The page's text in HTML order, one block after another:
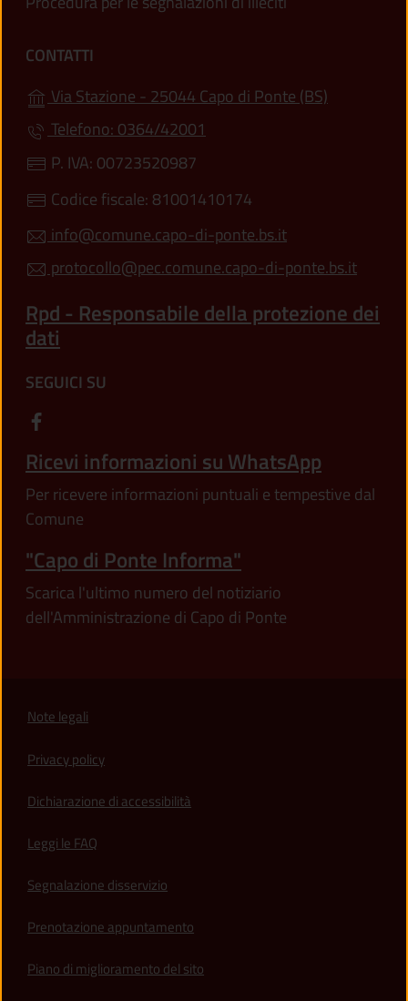
CONTATTI
Via Stazione - 25044 Capo di Ponte (BS)
Telefono: 0364/42001
P. IVA: 00723520987
Codice fiscale: 81001410174
info@comune.capo-di-ponte.bs.it
protocollo@pec.comune.capo-di-ponte.bs.it
Rpd - Responsabile della protezione dei
dati
SEGUICI SU
Ricevi informazioni su WhatsApp
Per ricevere informazioni puntuali e tempestive dal
Comune
"Capo di Ponte Informa"
Scarica l'ultimo numero del notiziario
dell'Amministrazione di Capo di Ponte
Note legali
Privacy policy
Dichiarazione di accessibilità
Leggi le FAQ
Segnalazione disservizio
Prenotazione appuntamento
Piano di miglioramento del sito